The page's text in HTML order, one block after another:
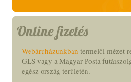
Online fizetés
Webáruházunkban termelői mézet
GLS vagy a Magyar Posta
egész ország területén.